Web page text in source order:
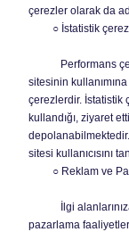
çerezler olarak da
○ İstatistik
Performans
sitesinin
çerezlerdir. İstatistik
kullandığı, ziyaret
sitesi kullanıcısını
○ Reklam ve
İlgi alanlarınıza
pazarlama